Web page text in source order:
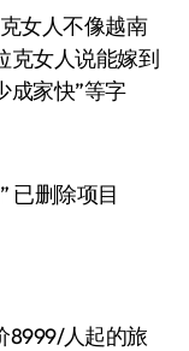
女人不像越南
克女人说能嫁到
成家快”等字
8999/人起的旅